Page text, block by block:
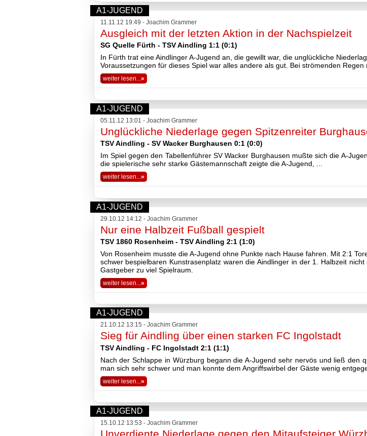
2013
2012
2011
2010
2009
2008
Impressum
Datenschutzerklärung
Haftungsausschluss
A1-JUGEND
11.11.12 19:49 - Joachim Grammer
Ausgleich mit der letzten Aktion in der Nachspielzeit
SG Quelle Fürth - TSV Aindling 1:1 (0:1)
In Fürth trat eine Aindlinger A-Jugend an, die gewillt war, die unglückliche
Voraussetzungen für dieses Spiel war alles andere als gut. Bei strömenden
weiter lesen...»
A1-JUGEND
05.11.12 13:01 - Joachim Grammer
Unglückliche Niederlage gegen Spitzenreiter
TSV Aindling - SV Wacker Burghausen 0:1 (0:0)
Im Spiel gegen den Tabellenführer SV Wacker Burghausen mußte sich die A-
die spielerische sehr starke Gästemannschaft zeigte die A-Jugend, ...
weiter lesen...»
A1-JUGEND
29.10.12 14:12 - Joachim Grammer
Nur eine Halbzeit Fußball gespielt
TSV 1860 Rosenheim - TSV Aindling 2:1 (1:0)
Von Rosenheim musste die A-Jugend ohne Punkte nach Hause fahren. Mit 2:1
schwer bespielbaren Kunstrasenplatz waren die Aindlinger in der 1. Halbzeit
Gastgeber zu viel Spielraum.
weiter lesen...»
A1-JUGEND
21.10.12 13:15 - Joachim Grammer
Sieg für Aindling über einen starken FC Ingolstadt
TSV Aindling - FC Ingolstadt 2:1 (1:1)
Nach der Schlappe in Würzburg begann die A-Jugend sehr nervös und ließ den
man sich sehr schwer und man konnte dem Angriffswirbel der Gäste wenig
weiter lesen... »
A1-JUGEND
15.10.12 13:53 - Joachim Grammer